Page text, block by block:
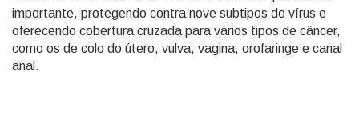
importante, protegendo contra nove subtipos do vírus e
oferecendo cobertura cruzada para vários tipos de câncer,
como os de colo do útero, vulva, vagina, orofaringe e canal
anal.